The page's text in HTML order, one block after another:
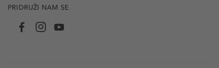
PRIDRUŽI NAM SE